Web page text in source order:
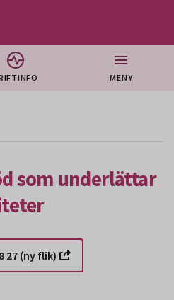
MENY
som underlättar
27 (ny flik)